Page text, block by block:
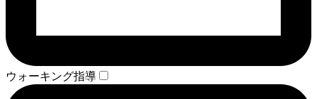
ウォーキング指導